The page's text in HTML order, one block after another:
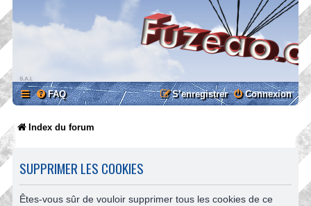
FAQ Connexion
S’enregistrer
Index du forum
SUPPRIMER LES COOKIES
Êtes-vous sûr de vouloir supprimer tous les cookies de ce